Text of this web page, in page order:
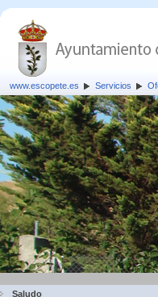
www.escopete.es Servicios
Saludo